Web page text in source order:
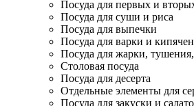
Посуда для первых и
Посуда для суши и риса
Посуда для выпечки
Посуда для варки и
Посуда для жарки,
Столовая посуда
Посуда для десерта
Отдельные элементы для
Посуда для закуски и